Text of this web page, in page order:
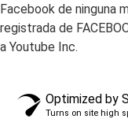
Facebook de ninguna
registrada de
a Youtube Inc.
Optimized by
Turns on site high